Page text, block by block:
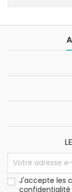
J'accepte les
confidentialité